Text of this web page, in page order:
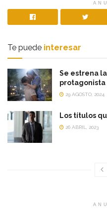
Te puede interesar
Se estrena
29 AGOSTO, 2024
Los títulos
26 ABRIL, 2023